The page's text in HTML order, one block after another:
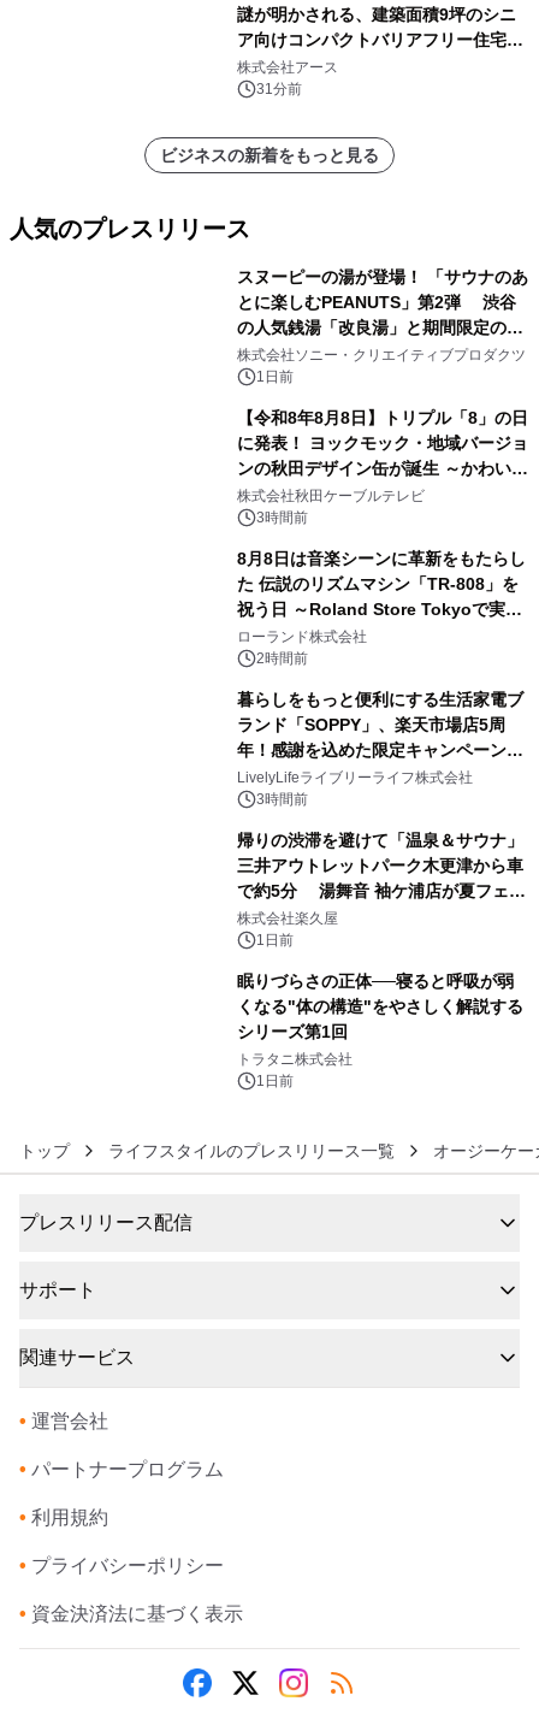
謎が明かされる、建築面積9坪のシニ
ア向けコンパクトバリアフリー住宅が
誕生
株式会社アース
31分前
ビジネスの新着をもっと見る
人気のプレスリリース
スヌーピーの湯が登場！ 「サウナのあ
とに楽しむPEANUTS」第2弾 渋谷
の人気銭湯「改良湯」と期間限定のコ
ラボレーション サウナイキタイコラ
ボグッズも発売決定！
株式会社ソニー・クリエイティブプロダクツ
1日前
【令和8年8月8日】トリプル「8」の日
に発表！ ヨックモック・地域バージョ
ンの秋田デザイン缶が誕生 ～かわいい
秋田犬の子犬と秋田の四季と名所を巡
るパッケージ～ 9月1日(火)秋田県内で
株式会社秋田ケーブルテレビ
3時間前
8月8日は音楽シーンに革新をもたらし
た 伝説のリズムマシン「TR-808」を
祝う日 ～Roland Store Tokyoで実機
を展示しての 記念キャンペーンを開
催 英国ラジオ「NTS」の 特別プログ
アーティストを フィーチャーしたアニ
メーションを公開～
ローランド株式会社
2時間前
暮らしをもっと便利にする生活家電ブ
ランド「SOPPY」、楽天市場店5周
年！感謝を込めた限定キャンペーンを
8月10日より開催
LivelyLifeライブリーライフ株式会社
3時間前
帰りの渋滞を避けて「温泉＆サウナ」
三井アウトレットパーク木更津から車
で約5分 湯舞音 袖ケ浦店が夏フェア
メニューを提供
株式会社楽久屋
1日前
眠りづらさの正体──寝ると呼吸が弱
くなる"体の構造"をやさしく解説する
シリーズ第1回
トラタニ株式会社
1日前
トップ ライフスタイルのプレスリリース一覧 オージーケー
プレスリリース配信
サポート
関連サービス
• 運営会社
• パートナープログラム
• 利用規約
• プライバシーポリシー
• 資金決済法に基づく表示